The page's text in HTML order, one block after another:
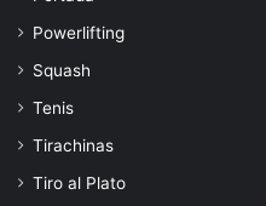
Powerlifting
Squash
Tenis
Tirachinas
Tiro al Plato